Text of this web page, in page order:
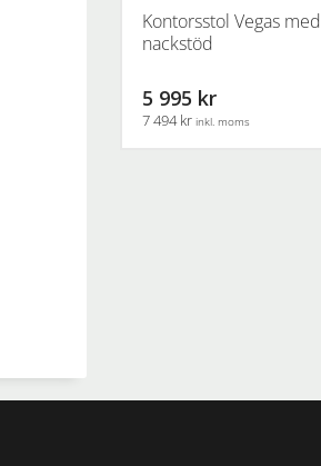
Kontorsstol Vegas med
nackstöd
5 995 kr
7 494 kr inkl. moms